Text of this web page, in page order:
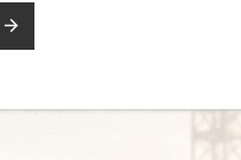
